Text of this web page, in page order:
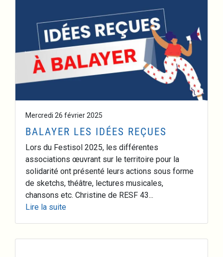
Mercredi 26 février 2025
BALAYER LES IDÉES REÇUES
Lors du Festisol 2025, les différentes
associations œuvrant sur le territoire pour la
solidarité ont présenté leurs actions sous forme
de sketchs, théâtre, lectures musicales,
chansons etc. Christine de RESF 43...
Lire la suite